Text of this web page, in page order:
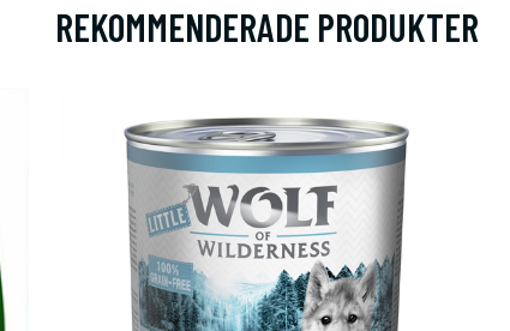
REKOMMENDERADE PRODUKTER